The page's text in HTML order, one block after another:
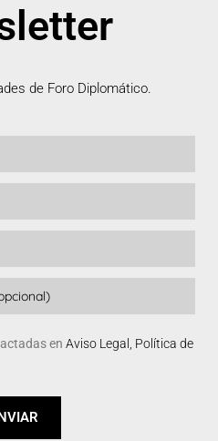
de Foro Diplomático.
en Aviso Legal, Política de